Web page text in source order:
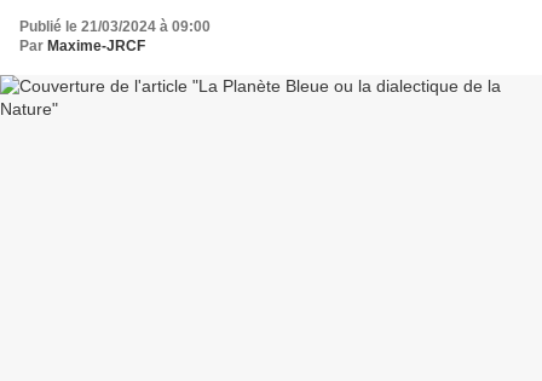
Publié le 21/03/2024 à 09:00
Par Maxime-JRCF